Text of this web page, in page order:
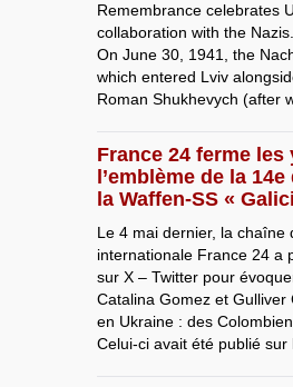
Remembrance celebrates
collaboration with the Nazis.
On June 30, 1941, the
which entered Lviv
Roman Shukhevych (after
France 24 ferme les
l’emblème de la
la Waffen-SS «
Le 4 mai dernier, la chaîne
internationale France 24 a
sur X – Twitter pour
Catalina Gomez et Gulliver
en Ukraine : des
Celui-ci avait été publié